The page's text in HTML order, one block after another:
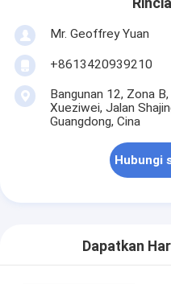
Mr. Geoffrey Yuan
+8613420939210
Bangunan 12, Zona
Xueziwei, Jalan
Guangdong, Cina
Hubungi
Dapatkan